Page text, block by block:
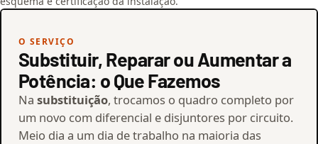
O SERVIÇO
Substituir, Reparar ou Aumentar a
Potência: o Que Fazemos
Na substituição, trocamos o quadro completo por
um novo com diferencial e disjuntores por circuito.
Meio dia a um dia de trabalho na maioria das